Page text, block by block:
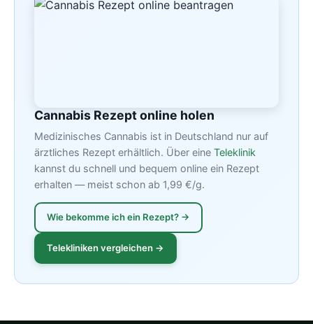
Cannabis Rezept online holen
Medizinisches Cannabis ist in Deutschland nur auf
ärztliches Rezept erhältlich. Über eine Teleklinik
kannst du schnell und bequem online ein Rezept
erhalten — meist schon ab 1,99 €/g.
Wie bekomme ich ein Rezept? →
Telekliniken vergleichen →